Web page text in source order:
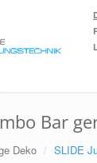
Bar
Deko SLIDE